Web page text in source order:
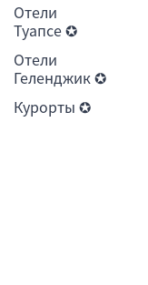
Отели
Туапсе ✪
Отели
Геленджик ✪
Курорты ✪